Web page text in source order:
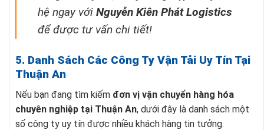
hệ ngay với Nguyễn Kiên Phát Logistics
để được tư vấn chi tiết!
5. Danh Sách Các Công Ty Vận Tải Uy Tín Tại
Thuận An
Nếu bạn đang tìm kiếm đơn vị vận chuyển hàng hóa
chuyên nghiệp tại Thuận An, dưới đây là danh sách một
số công ty uy tín được nhiều khách hàng tin tưởng.